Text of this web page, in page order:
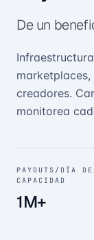
De un
creadores.
monitorea
PAYOUTS/DÍA DE
CAPACIDAD
1M+